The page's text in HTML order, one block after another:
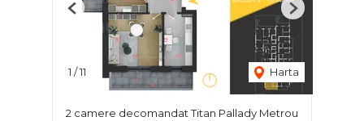
1 /11 Harta
Previous Next
2 camere decomandat Titan Pallady Metrou